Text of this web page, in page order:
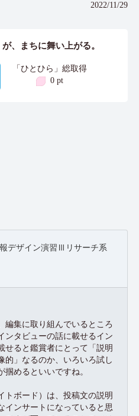
2022/11/29
、まちに舞い上がる。
「ひとひら」総取得
0 pt
デザイン演習Ⅲリサーチ系
編集に取り組んでいるところ
ンタビューの話に載せるイン
せると鑑賞者にとって「説明
的」なるのか、いろいろ試し
掴めるといいですね。
トボード）は、投稿文の説明
インサートになっていると思